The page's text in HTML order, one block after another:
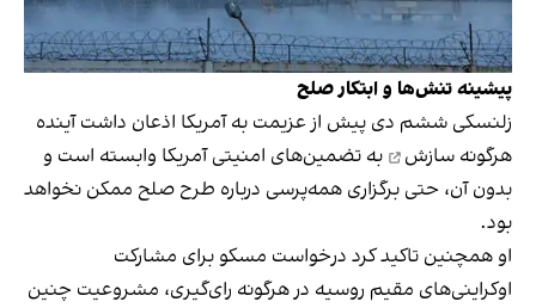
پیشینه تنش‌ها و ابتکار صلح
زلنسکی ششم دی پیش از عزیمت به آمریکا اذعان داشت آینده
هرگونه سازش
به تضمین‌های امنیتی آمریکا وابسته است و
بدون آن، حتی برگزاری همه‌پرسی درباره طرح صلح ممکن نخواهد
بود.
او همچنین تاکید کرد درخواست مسکو برای مشارکت
اوکراینی‌های مقیم روسیه در هرگونه رای‌گیری، مشروعیت چنین